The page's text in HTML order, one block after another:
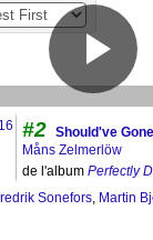
#2 Should've
Måns Zelmerlöw
de l'album Perfectly
Sonefors, Martin